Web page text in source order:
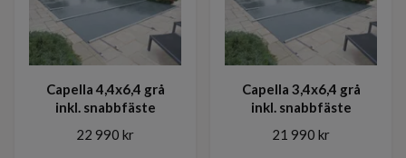
Capella 4,4x6,4 grå
inkl. snabbfäste
22 990 kr
Capella 3,4x6,4 grå
inkl. snabbfäste
21 990 kr